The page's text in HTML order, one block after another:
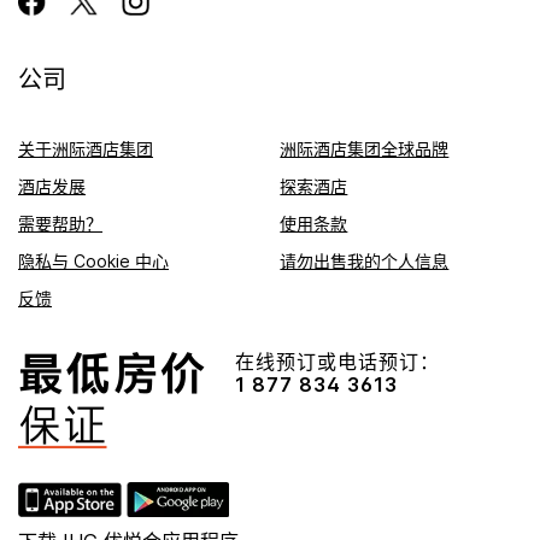
公司
关于洲际酒店集团
洲际酒店集团全球品牌
酒店发展
探索酒店
需要帮助？
使用条款
隐私与 Cookie 中心
请勿出售我的个人信息
反馈
在线预订或电话预订：
1 877 834 3613